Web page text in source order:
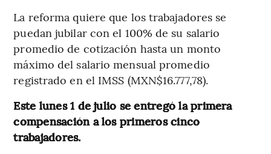
La reforma quiere que los trabajadores se
puedan jubilar con el 100% de su salario
promedio de cotización hasta un monto
máximo del salario mensual promedio
registrado en el IMSS (MXN$16.777,78).
Este lunes 1 de julio se entregó la primera
compensación a los primeros cinco
trabajadores.